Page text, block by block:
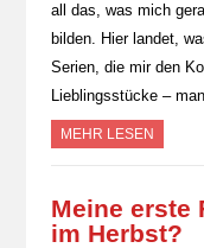
all das, was mich
bilden. Hier landet,
Serien, die mir den
Lieblingsstücke –
MEHR LESEN
Meine erste
im Herbst?